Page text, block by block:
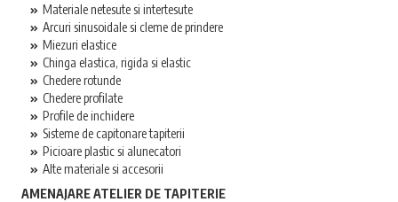
Materiale netesute si intertesute
Arcuri sinusoidale si cleme de prindere
Miezuri elastice
Chinga elastica, rigida si elastic
Chedere rotunde
Chedere profilate
Profile de inchidere
Sisteme de capitonare tapiterii
Picioare plastic si alunecatori
Alte materiale si accesorii
AMENAJARE ATELIER DE TAPITERIE